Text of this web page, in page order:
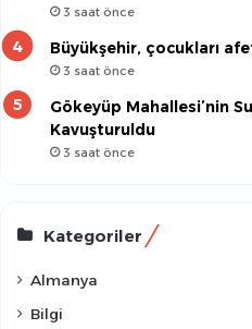
3 saat önce
Büyükşehir, çocukları
3 saat önce
Gökeyüp Mahallesi’nin
Kavuşturuldu
3 saat önce
Kategoriler
Almanya
Bilgi